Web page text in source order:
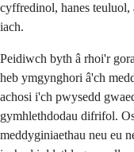
cyffredinol, hanes
iach.
Peidiwch byth â rhoi'r
heb ymgynghori â'ch
achosi i'ch pwysedd
gymhlethdodau difrifol.
meddyginiaethau neu eu